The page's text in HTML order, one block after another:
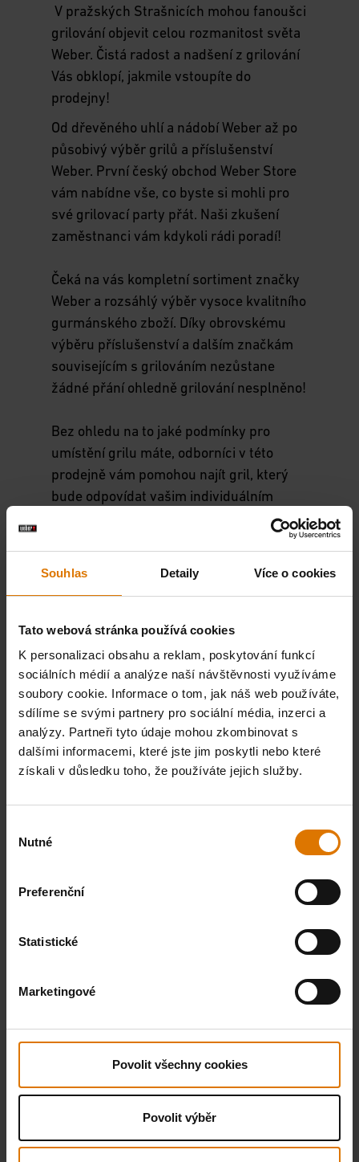
Souhlas Detaily Více o cookies
Tato webová stránka používá cookies
K personalizaci obsahu a reklam, poskytování funkcí
sociálních médií a analýze naší návštěvnosti využíváme
soubory cookie. Informace o tom, jak náš web používáte,
sdílíme se svými partnery pro sociální média, inzerci a
analýzy. Partneři tyto údaje mohou zkombinovat s
dalšími informacemi, které jste jim poskytli nebo které
získali v důsledku toho, že používáte jejich služby.
souhlasu
Nutné
Preferenční
Statistické
Marketingové
Povolit všechny cookies
Povolit výběr
and
Previous
buttons
to
navigate.
V pražských Strašnicích mohou fanoušci
grilování objevit celou rozmanitost světa
Weber. Čistá radost a nadšení z grilování
Vás obklopí, jakmile vstoupíte do
prodejny!
Od dřevěného uhlí a nádobí Weber až po
působivý výběr grilů a příslušenství
Weber. První český obchod Weber Store
vám nabídne vše, co byste si mohli pro
své grilovací party přát. Naši zkušení
zaměstnanci vám kdykoli rádi poradí!
Čeká na vás kompletní sortiment značky
Weber a rozsáhlý výběr vysoce kvalitního
gurmánského zboží. Díky obrovskému
výběru příslušenství a dalším značkám
souvisejícím s grilováním nezůstane
žádné přání ohledně grilování nesplněno!
Bez ohledu na to jaké podmínky pro
umístění grilu máte, odborníci v této
prodejně vám pomohou najít gril, který
bude odpovídat vašim individuálním
potřebám. A díky velkému sortimentu si
většinu grilů budete moci rovnou odvézt
Doprava grilů
Servis náhradních dílů
Servis grilů
GRILUJTE S MISTREM
grilovaích kurzů pro začátečníky i
Academy si každý může rozšířit své
znalosti grilování. Vyberte si dle úrovně I
Weber Storu.